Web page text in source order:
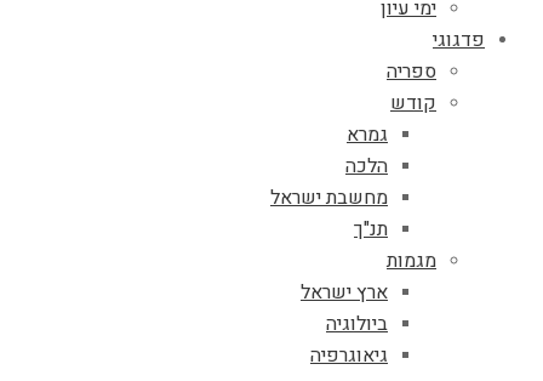
ימי עיון
פדגוגי
ספריה
קודש
גמרא
הלכה
מחשבת ישראל
תנ"ך
מגמות
ארץ ישראל
ביולוגיה
גיאוגרפיה